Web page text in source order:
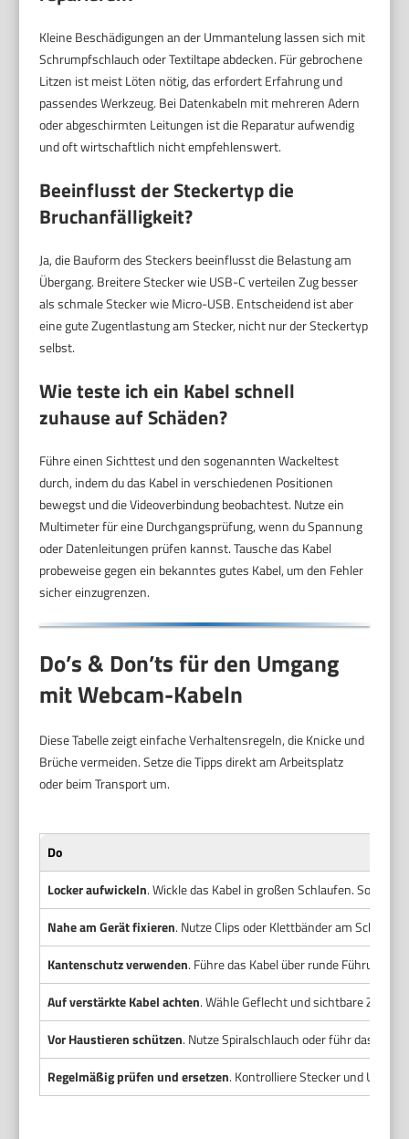
Kleine Beschädigungen an der Ummantelung lassen sich mit
Schrumpfschlauch oder Textiltape abdecken. Für gebrochene
Litzen ist meist Löten nötig, das erfordert Erfahrung und
passendes Werkzeug. Bei Datenkabeln mit mehreren Adern
oder abgeschirmten Leitungen ist die Reparatur aufwendig
und oft wirtschaftlich nicht empfehlenswert.
Beeinflusst der Steckertyp die
Bruchanfälligkeit?
Ja, die Bauform des Steckers beeinflusst die Belastung am
Übergang. Breitere Stecker wie USB-C verteilen Zug besser
als schmale Stecker wie Micro-USB. Entscheidend ist aber
eine gute Zugentlastung am Stecker, nicht nur der Steckertyp
selbst.
Wie teste ich ein Kabel schnell
zuhause auf Schäden?
Führe einen Sichttest und den sogenannten Wackeltest
durch, indem du das Kabel in verschiedenen Positionen
bewegst und die Videoverbindung beobachtest. Nutze ein
Multimeter für eine Durchgangsprüfung, wenn du Spannung
oder Datenleitungen prüfen kannst. Tausche das Kabel
probeweise gegen ein bekanntes gutes Kabel, um den Fehler
sicher einzugrenzen.
Do’s & Don’ts für den Umgang
mit Webcam-Kabeln
Diese Tabelle zeigt einfache Verhaltensregeln, die Knicke und
Brüche vermeiden. Setze die Tipps direkt am Arbeitsplatz
oder beim Transport um.
Do
Locker aufwickeln. Wickle das Kabel in großen Schlaufen. So
Nahe am Gerät fixieren. Nutze Clips oder Klettbänder am
Kantenschutz verwenden. Führe das Kabel über runde
Auf verstärkte Kabel achten. Wähle Geflecht und sichtbare
Vor Haustieren schützen. Nutze Spiralschlauch oder führ das
Regelmäßig prüfen und ersetzen. Kontrolliere Stecker und